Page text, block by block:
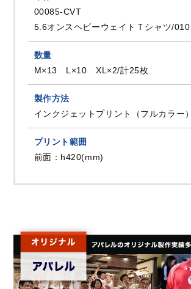
00085-CVT
5.6オンスヘビーウェイトＴシャツ/010
数量
M×13 L×10 XL×2/計25枚
製作方法
インクジェットプリント（フルカラー）
プリント範囲
前面：h420(mm)